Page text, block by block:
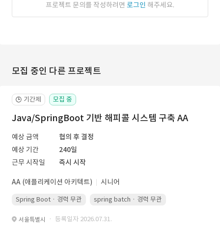
프로젝트 문의를 작성하려면 로그인 해주세요.
모집 중인 다른 프로젝트
🕒 기간제 모집 중
Java/SpringBoot 기반 해피콜 시스템 구축 AA
예상 금액
협의 후 결정
예상 기간
240일
근무 시작일
즉시 시작
AA (애플리케이션 아키텍트) 시니어
Spring Boot · 경력 무관 spring batch · 경력 무관
서울특별시 · 등록일자 2026.07.31.